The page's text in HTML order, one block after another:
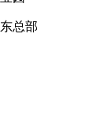
总部